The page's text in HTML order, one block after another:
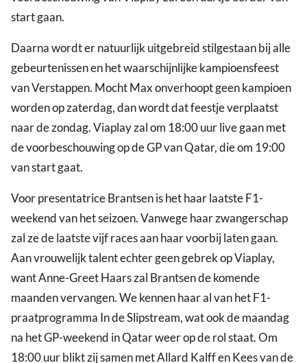
start gaan.
Daarna wordt er natuurlijk uitgebreid stilgestaan bij alle
gebeurtenissen en het waarschijnlijke kampioensfeest
van Verstappen. Mocht Max onverhoopt geen kampioen
worden op zaterdag, dan wordt dat feestje verplaatst
naar de zondag. Viaplay zal om 18:00 uur live gaan met
de voorbeschouwing op de GP van Qatar, die om 19:00
van start gaat.
Voor presentatrice Brantsen is het haar laatste F1-
weekend van het seizoen. Vanwege haar zwangerschap
zal ze de laatste vijf races aan haar voorbij laten gaan.
Aan vrouwelijk talent echter geen gebrek op Viaplay,
want Anne-Greet Haars zal Brantsen de komende
maanden vervangen. We kennen haar al van het F1-
praatprogramma In de Slipstream, wat ook de maandag
na het GP-weekend in Qatar weer op de rol staat. Om
18:00 uur blikt zij samen met Allard Kalff en Kees van de